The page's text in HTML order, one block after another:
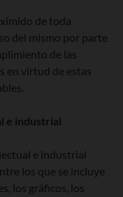
de toda
del mismo por parte
de las
en virtud de estas
e industrial
e industrial
los que se incluye
los gráficos, los